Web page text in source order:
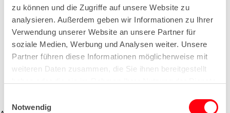
zu können und die Zugriffe auf unsere Website zu
analysieren. Außerdem geben wir Informationen zu Ihrer
Verwendung unserer Website an unsere Partner für
soziale Medien, Werbung und Analysen weiter. Unsere
Partner führen diese Informationen möglicherweise mit
weiteren Daten zusammen, die Sie ihnen bereitgestellt
Notwendig